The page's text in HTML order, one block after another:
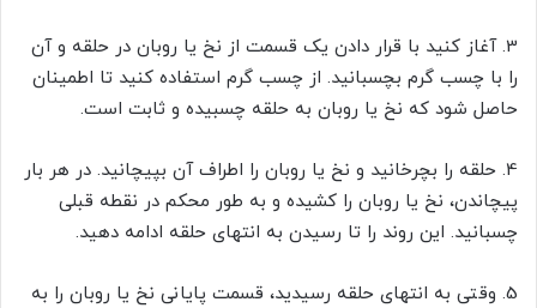
3. آغاز کنید با قرار دادن یک قسمت از نخ یا روبان در حلقه و آن
را با چسب گرم بچسبانید. از چسب گرم استفاده کنید تا اطمینان
حاصل شود که نخ یا روبان به حلقه چسبیده و ثابت است.
4. حلقه را بچرخانید و نخ یا روبان را اطراف آن بپیچانید. در هر بار
پیچاندن، نخ یا روبان را کشیده و به طور محکم در نقطه قبلی
چسبانید. این روند را تا رسیدن به انتهای حلقه ادامه دهید.
5. وقتی به انتهای حلقه رسیدید، قسمت پایانی نخ یا روبان را به